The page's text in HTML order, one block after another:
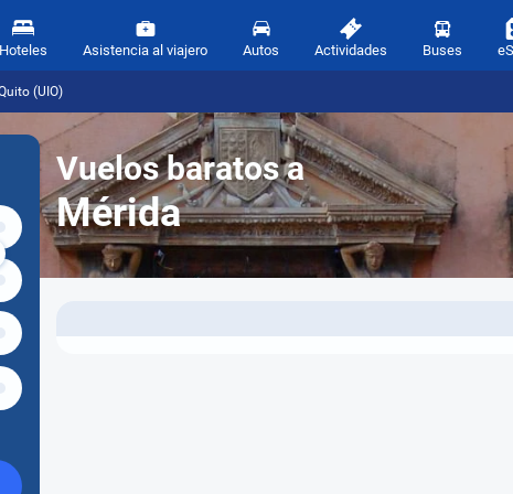
Hoteles Asistencia al viajero Autos Actividades Buses
(UIO)
Vuelos baratos a
Mérida